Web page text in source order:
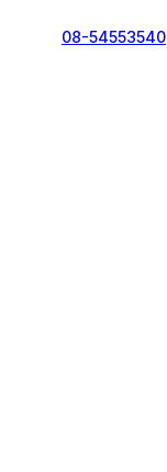
08-54553540